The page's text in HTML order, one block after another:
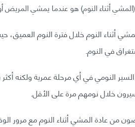
(المشي أثناء النوم) هو عندما يمشي
أثناء النوم خلال فترة النوم العميق،
في النوم.
خلال نومهم مرة على الأقل.
من عادة المشي أثناء النوم مع